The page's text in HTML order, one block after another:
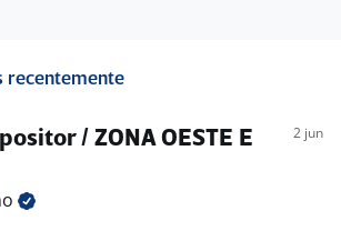
recentemente
/ ZONA OESTE E
2 jun